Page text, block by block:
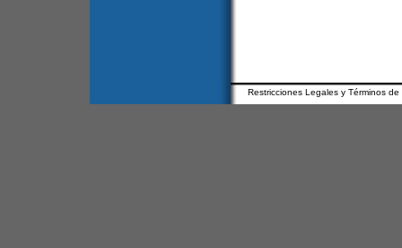
Restricciones Legales y Términos de